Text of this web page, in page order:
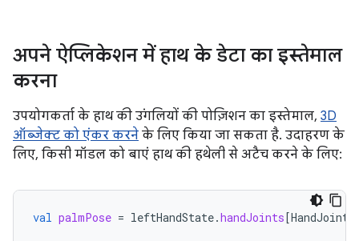
अपने ऐप्लिकेशन में हाथ के डेटा का इस्तेमाल
करना
उपयोगकर्ता के हाथ की उंगलियों की पोज़िशन का इस्तेमाल, 3D
ऑब्जेक्ट को एंकर करने के लिए किया जा सकता है. उदाहरण के
लिए, किसी मॉडल को बाएं हाथ की हथेली से अटैच करने के लिए:
val palmPose = leftHandState.handJoints [